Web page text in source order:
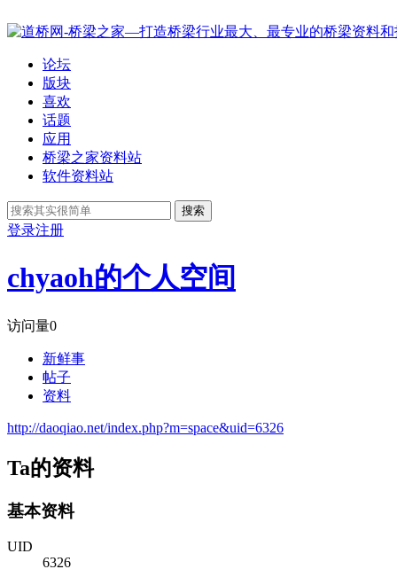
论坛
版块
喜欢
话题
应用
桥梁之家资料站
软件资料站
搜索
登录注册
chyaoh的个人空间
访问量0
新鲜事
帖子
资料
http://daoqiao.net/index.php?m=space&uid=6326
Ta的资料
基本资料
UID
6326